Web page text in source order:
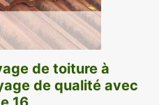
de toiture à
de qualité avec